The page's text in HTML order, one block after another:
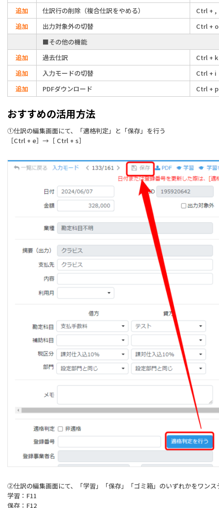
追加
仕訳行の削除（複合仕訳をやめる）
Ctrl + ,
追加
出力対象外の切替
Ctrl + o
■その他の機能
追加
過去仕訳
Ctrl + k
追加
入力モードの切替
Ctrl + i
追加
PDFダウンロード Ctrl + p
おすすめの活用方法
①仕訳の編集画面にて、「適格判定」と「保存」を行う
［Ctrl + e］→［ Ctrl + s］
②仕訳の編集画面にて、「学習」「保存」「ゴミ箱」のいずれかをワンス
学習：F11
保存：F12